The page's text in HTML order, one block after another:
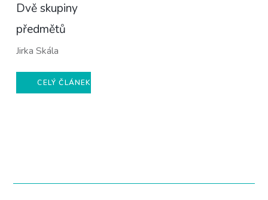
Dvě skupiny
předmětů
Jirka Skála
CELÝ ČLÁNEK